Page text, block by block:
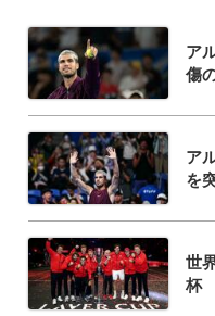
ア
傷
ア
を
世
杯